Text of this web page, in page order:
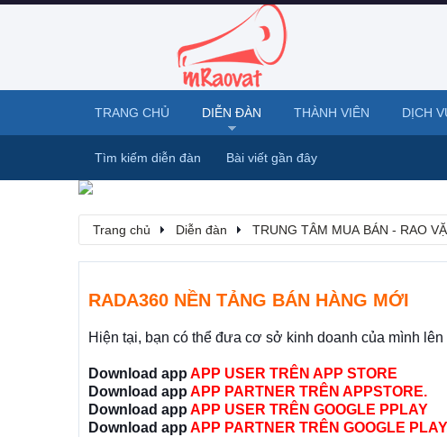
Trang chủ Diễn đàn TRUNG TÂM MUA BÁN - RAO
RADA360 NỀN TẢNG BÁN HÀNG MỚI
Hiện tại, bạn có thể đưa cơ sở kinh doanh của mình
Download app APP USER TRÊN APP STORE
Download app APP PARTNER TRÊN APPSTORE.
Download app APP USER TRÊN GOOGLE PPLAY
Download app APP PARTNER TRÊN GOOGLE
TRANG CHỦ DIỄN ĐÀN
Tìm kiếm diễn đàn Bài viết gần đây
THÀNH VIÊN DỊCH